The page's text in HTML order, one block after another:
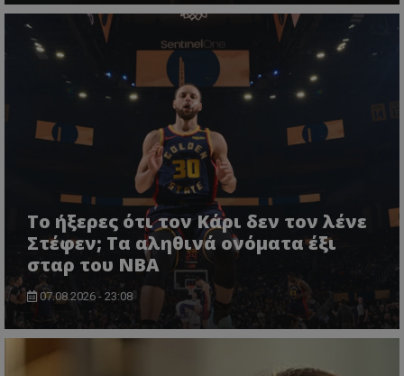
Το ήξερες ότι τον Κάρι δεν τον λένε
Στέφεν; Τα αληθινά ονόματα έξι
σταρ του NBA
07.08.2026 - 23:08